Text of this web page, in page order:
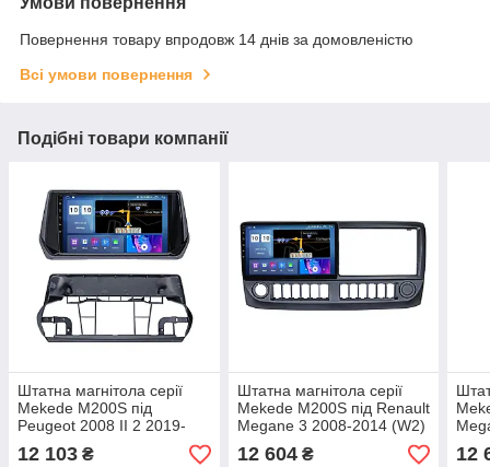
Повернення товару впродовж 14 днів за домовленістю
Всі умови повернення
Подібні товари компанії
Штатна магнітола серії
Mekede M200S під
Peugeot 2008 II 2 2019-
2021 9 дюймів
12 103 ₴
Штатна магнітола серії
Mekede M200S під Renault
Megane 3 2008-2014 (W2)
9 дюймів
12 604₴
9
12